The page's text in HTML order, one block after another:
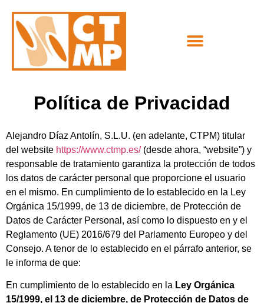
Política de Privacidad
Alejandro Díaz Antolín, S.L.U. (en adelante, CTPM) titular
del website https://www.ctmp.es/(desde ahora, “website”) y
responsable de tratamiento garantiza la protección de todos
los datos de carácter personal que proporcione el usuario
en el mismo. En cumplimiento de lo establecido en la Ley
Orgánica 15/1999, de 13 de diciembre, de Protección de
Datos de Carácter Personal, así como lo dispuesto en y el
Reglamento (UE) 2016/679 del Parlamento Europeo y del
Consejo. A tenor de lo establecido en el párrafo anterior, se
le informa de que:
En cumplimiento de lo establecido en la Ley Orgánica
15/1999, el 13 de diciembre, de Protección de Datos de